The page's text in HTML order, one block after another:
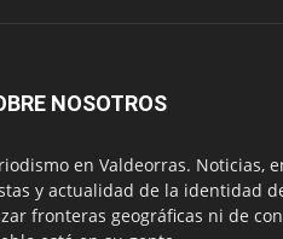
NOSOTROS
en Valdeorras. Noticias,
y actualidad de la identidad
fronteras geográficas ni de